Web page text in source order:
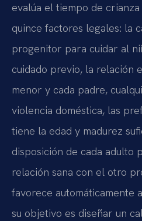
evalúa el tiempo de
quince factores legales: la
progenitor para cuidar al
cuidado previo, la relación
menor y cada padre,
violencia doméstica, las
tiene la edad y madurez
disposición de cada adulto
relación sana con el otro
favorece automáticamente
su objetivo es diseñar un